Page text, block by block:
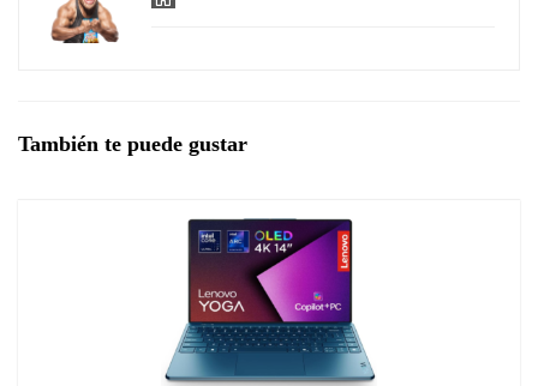
También te puede gustar